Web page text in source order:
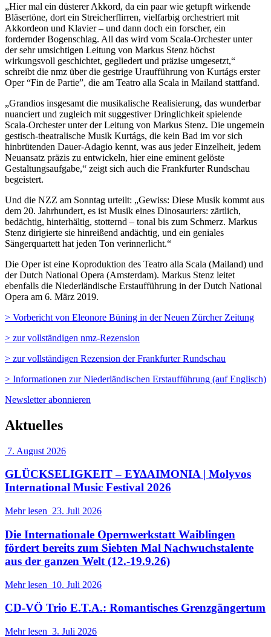
„Hier mal ein düsterer Akkord, da ein paar wie getupft wirkende
Bläsertöne, dort ein Streicherflirren, vielfarbig orchestriert mit
Akkordeon und Klavier – und dann doch ein forscher, ein
fordernder Bogenschlag. All das wird vom Scala-Orchester unter
der sehr umsichtigen Leitung von Markus Stenz höchst
wirkungsvoll geschichtet, gegliedert und präzise umgesetzt,“
schreibt die nmz über die gestrige Uraufführung von Kurtágs erster
Oper “Fin de Partie”, die am Teatro alla Scala in Mailand stattfand.
„Grandios insgesamt die musikalische Realisierung, das wunderbar
nuanciert und zugleich mit suggestiver Dringlichkeit spielende
Scala-Orchester unter der Leitung von Markus Stenz. Die ungemein
gestisch-theatralische Musik Kurtágs, die kein Bad im vor sich
hinbrütenden Dauer-Adagio kennt, was aus jeder Einzelheit, jedem
Neuansatz präzis zu entwickeln, hier eine eminent gelöste
Gestaltungsaufgabe,“ zeigt sich auch die Frankfurter Rundschau
begeistert.
Und die NZZ am Sonntag urteilt: „Gewiss: Diese Musik kommt aus
dem 20. Jahrhundert, es ist Musik eines Dinosauriers: zärtlich,
bedächtig, hinterhältig, stotternd – tonal bis zum Schmerz. Markus
Stenz dirigierte sie hinreißend andächtig, und ein geniales
Sängerquartett hat jeden Ton verinnerlicht.“
Die Oper ist eine Koproduktion des Teatro alla Scala (Mailand) und
der Dutch National Opera (Amsterdam). Markus Stenz leitet
ebenfalls die Niederländische Erstaufführung in der Dutch National
Opera am 6. März 2019.
> Vorbericht von Eleonore Büning in der Neuen Zürcher Zeitung
> zur vollständigen nmz-Rezension
> zur vollständigen Rezension der Frankfurter Rundschau
> Informationen zur Niederländischen Erstaufführung (auf Englisch)
Newsletter abonnieren
Aktuelles
7. August 2026
GLÜCKSELIGKEIT – ΕΥΔΑΙΜΟΝΙΑ | Molyvos
International Music Festival 2026
Mehr lesen 23. Juli 2026
Die Internationale Opernwerkstatt Waiblingen
fördert bereits zum Siebten Mal Nachwuchstalente
aus der ganzen Welt (12.-19.9.26)
Mehr lesen 10. Juli 2026
CD-VÖ Trio E.T.A.: Romantisches Grenzgängertum
Mehr lesen 3. Juli 2026